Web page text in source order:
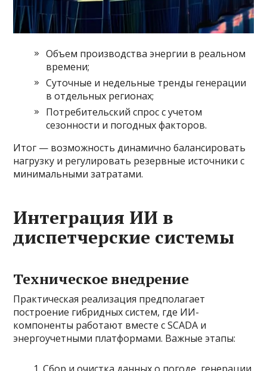
Объем производства энергии в реальном
времени;
Суточные и недельные тренды генерации
в отдельных регионах;
Потребительский спрос с учетом
сезонности и погодных факторов.
Итог — возможность динамично балансировать
нагрузку и регулировать резервные источники с
минимальными затратами.
Интеграция ИИ в
диспетчерские системы
Техническое внедрение
Практическая реализация предполагает
построение гибридных систем, где ИИ-
компоненты работают вместе с SCADA и
энергоучетными платформами. Важные этапы: